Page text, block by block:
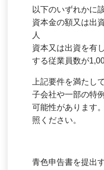
以下のいずれかに
資本金の額又は出
人
資本又は出資を有
する従業員数が
上記要件を満たし
子会社や一部の特
可能性があります
照ください。
青色申告書を提出